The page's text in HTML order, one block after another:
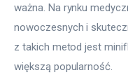
ważna. Na rynku
nowoczesnych i
z takich metod jest
większą popularność.